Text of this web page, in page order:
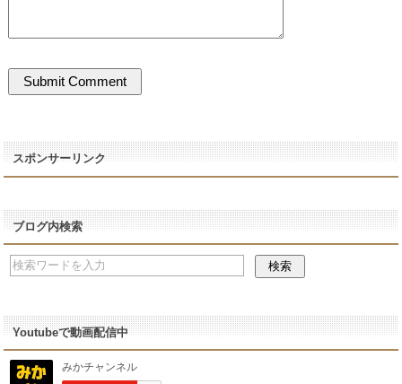
スポンサーリンク
ブログ内検索
Youtubeで動画配信中